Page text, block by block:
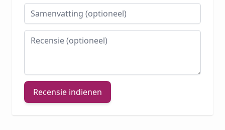
Samenvatting
Recensie
Recensie indienen